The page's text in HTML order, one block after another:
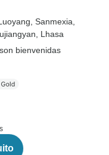
Luoyang , Sanmexia
, Lhasa
bienvenidas